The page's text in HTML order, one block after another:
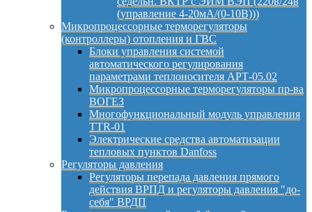
(управление 4-20мА/(0-10В)))
Микропроцессорные терморегуляторы
(контроллеры) отопления и ГВС
Блоки управления системой
автоматического регулирования
параметрами теплоносителя АРТ-05.02
Микропроцессорные терморегуляторы пр-ва
ВОГЕЗ
Многофункциональный модуль управления
TTR-01
Электрические средства автоматизации
тепловых пунктов Danfoss
Регуляторы давления
Регуляторы перепада давления прямого
действия ВРПД и регуляторы давления "до-
себя" ВРДП